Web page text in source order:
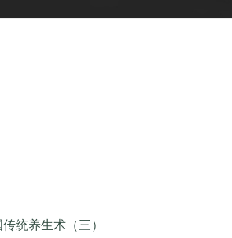
统养生术（三）